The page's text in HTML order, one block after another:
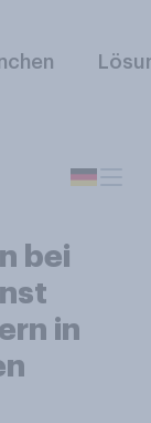
bei
in